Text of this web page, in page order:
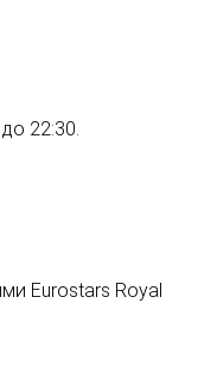
22:30.
Eurostars Royal